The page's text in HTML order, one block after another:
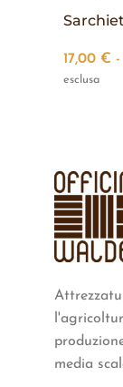
17,00 € -
esclusa
media